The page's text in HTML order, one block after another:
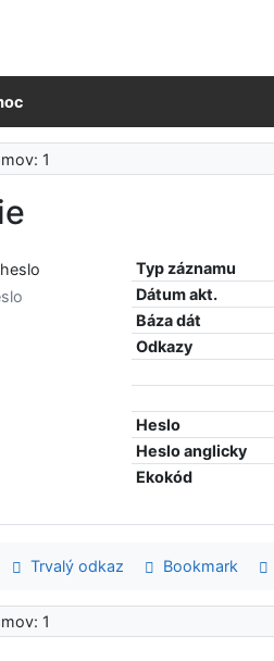
1
Typ záznamu
Dátum akt.
Báza dát
Odkazy
Heslo
Heslo anglicky
Ekokód
Trvalý odkaz Bookmark
1